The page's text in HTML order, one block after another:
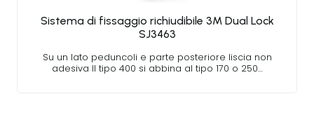
Sistema di fissaggio richiudibile 3M Dual Lock
SJ3463
Su un lato peduncoli e parte posteriore liscia non
adesiva Il tipo 400 si abbina al tipo 170 o 250…